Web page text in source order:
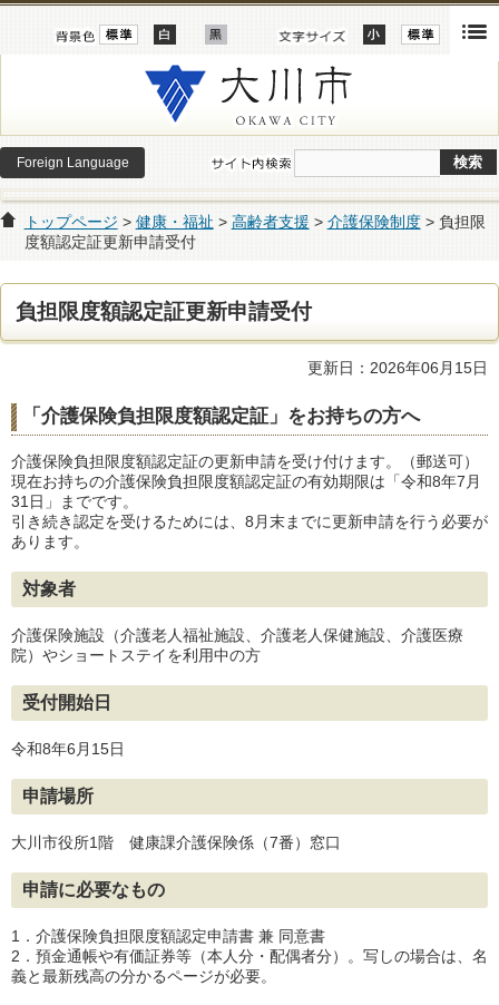
Foreign Language
トップページ > 健康・福祉 > 高齢者支援 > 介護保険制度> 負担限
度額認定証更新申請受付
負担限度額認定証更新申請受付
更新日：2026年06月15日
「介護保険負担限度額認定証」をお持ちの方へ
介護保険負担限度額認定証の更新申請を受け付けます。（郵送可）
現在お持ちの介護保険負担限度額認定証の有効期限は「令和8年7月
31日」までです。
引き続き認定を受けるためには、8月末までに更新申請を行う必要が
あります。
対象者
介護保険施設（介護老人福祉施設、介護老人保健施設、介護医療
院）やショートステイを利用中の方
受付開始日
令和8年6月15日
申請場所
大川市役所1階 健康課介護保険係（7番）窓口
申請に必要なもの
1．介護保険負担限度額認定申請書 兼 同意書
2．預金通帳や有価証券等（本人分・配偶者分）。写しの場合は、名
義と最新残高の分かるページが必要。